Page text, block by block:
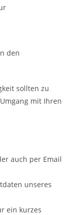
den
sollten zu
mit Ihren
auch per Email
unseres
ein kurzes